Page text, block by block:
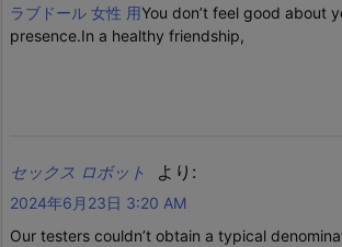
ラブドール 女性 用You don’t feel good about
presence.In a healthy friendship,
セックス ロボット より:
2024年6月23日 3:20 AM
Our testers couldn’t obtain a typical